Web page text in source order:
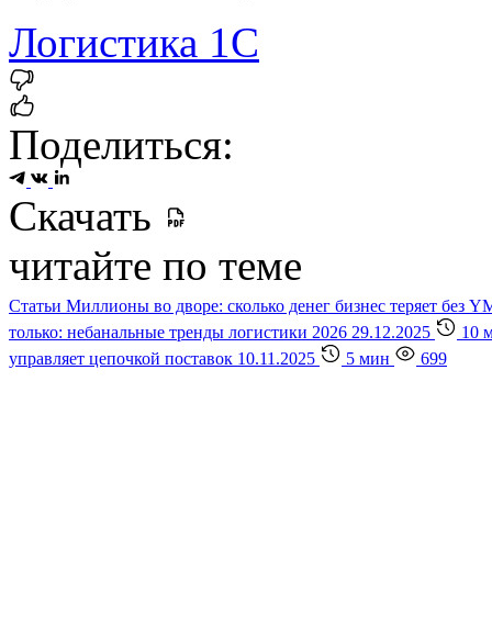
Логистика 1C
Поделиться:
Скачать
читайте по теме
Статьи Миллионы во дворе: сколько денег бизнес теряет без
только: небанальные тренды логистики 2026 29.12.2025
10
управляет цепочкой поставок 10.11.2025 5 мин 699